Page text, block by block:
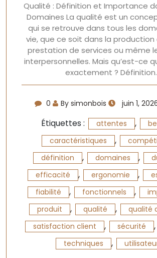
Qualité : Définition et Importance
Domaines La qualité est un
qui se retrouve dans tous les
vie, que ce soit dans la production
prestation de services ou même
interpersonnelles. Mais qu’est-ce
exactement ?
0 By simonbois juin 1,
Étiquettes : attentes ,
caractéristiques ,
définition , domaines ,
efficacité , ergonomie ,
fiabilité , fonctionnels ,
produit , qualité , qualité
satisfaction client , sécurité ,
techniques ,